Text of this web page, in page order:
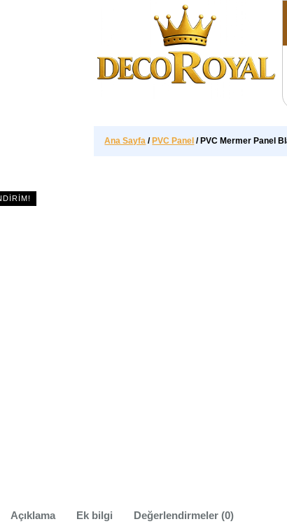
Ana Sayfa / PVC Panel / PVC Mermer Panel
Açıklama
Ek bilgi Değerlendirmeler (0)